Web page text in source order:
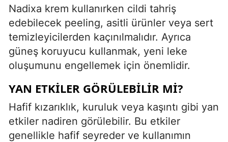
Nadixa krem kullanırken cildi tahriş
edebilecek peeling, asitli ürünler veya sert
temizleyicilerden kaçınılmalıdır. Ayrıca
güneş koruyucu kullanmak, yeni leke
oluşumunu engellemek için önemlidir.
YAN ETKILER GÖRÜLEBILIR MI?
Hafif kızarıklık, kuruluk veya kaşıntı gibi yan
etkiler nadiren görülebilir. Bu etkiler
genellikle hafif seyreder ve kullanımın